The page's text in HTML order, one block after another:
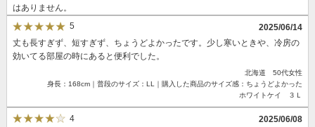
はありません。
5
2025/06/14
丈も長すぎず、短すぎず、ちょうどよかったです。少し寒いときや、冷房の
効いてる部屋の時にあると便利でした。
北海道 50代女性
身長：168cm｜普段のサイズ：LL｜購入した商品のサイズ感：ちょうどよかった
ホワイトケイ ３Ｌ
4
2025/06/08